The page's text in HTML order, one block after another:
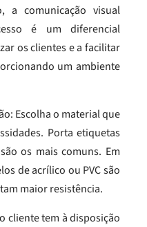
a comunicação visual
é um diferencial
os clientes e a facilitar
um ambiente
Escolha o material que
Porta etiquetas
os mais comuns. Em
de acrílico ou PVC são
maior resistência.
cliente tem à disposição